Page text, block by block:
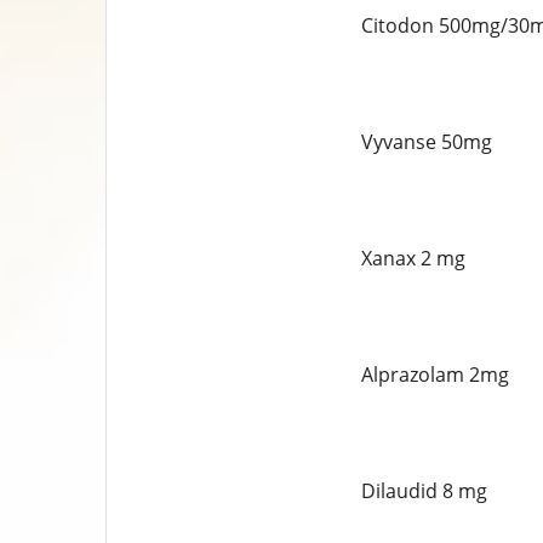
Citodon 500mg/
Vyvanse 50mg
Xanax 2 mg
Alprazolam 2mg
Dilaudid 8 mg